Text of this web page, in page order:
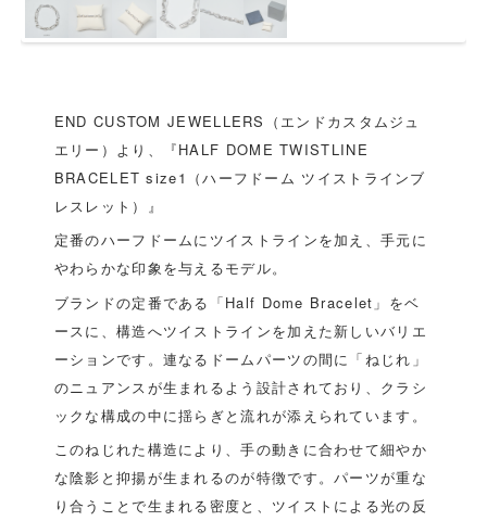
END CUSTOM JEWELLERS（エンドカスタムジュ
エリー）より、『HALF DOME TWISTLINE
BRACELET size1（ハーフドーム ツイストラインブ
レスレット）』
定番のハーフドームにツイストラインを加え、手元に
やわらかな印象を与えるモデル。
ブランドの定番である「Half Dome Bracelet」をベ
ースに、構造へツイストラインを加えた新しいバリエ
ーションです。連なるドームパーツの間に「ねじれ」
のニュアンスが生まれるよう設計されており、クラシ
ックな構成の中に揺らぎと流れが添えられています。
このねじれた構造により、手の動きに合わせて細やか
な陰影と抑揚が生まれるのが特徴です。パーツが重な
り合うことで生まれる密度と、ツイストによる光の反